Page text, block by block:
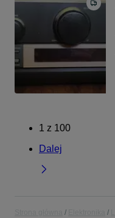
1 z 100
Dalej